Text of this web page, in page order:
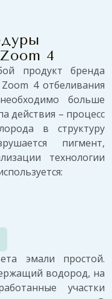
4
продукт бренда
4 отбеливания
больше
действия – процесс
в структуру
пигмент,
технологии
эмали простой.
водород, на
участки